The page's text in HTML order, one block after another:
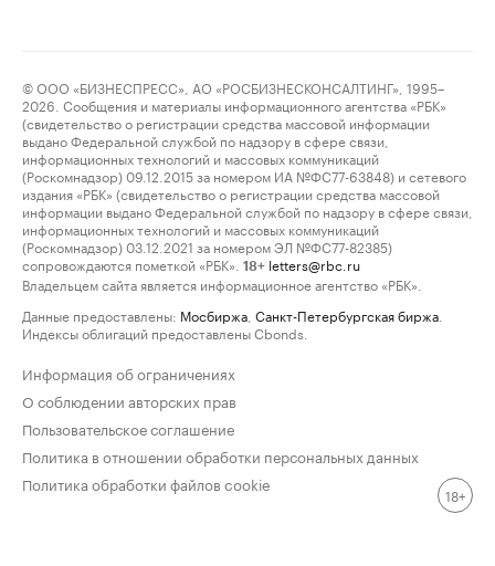
© ООО «БИЗНЕСПРЕСС», АО «РОСБИЗНЕСКОНСАЛТИНГ», 1995–
2026. Сообщения и материалы информационного агентства «РБК»
(свидетельство о регистрации средства массовой информации
выдано Федеральной службой по надзору в сфере связи,
информационных технологий и массовых коммуникаций
(Роскомнадзор) 09.12.2015 за номером ИА №ФС77-63848) и сетевого
издания «РБК» (свидетельство о регистрации средства массовой
информации выдано Федеральной службой по надзору в сфере связи,
информационных технологий и массовых коммуникаций
(Роскомнадзор) 03.12.2021 за номером ЭЛ №ФС77-82385)
сопровождаются пометкой «РБК».
18+ letters@rbc.ru
Владельцем сайта является информационное агентство «РБК».
Данные предоставлены: Мосбиржа Санкт-Петербургская биржа
Индексы облигаций предоставлены Cbonds.
Информация об ограничениях
О соблюдении авторских прав
Пользовательское соглашение
Политика в отношении обработки персональных данных
Политика обработки файлов cookie
18+